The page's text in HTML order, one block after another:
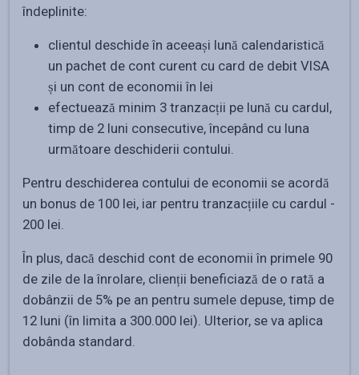
îndeplinite:
clientul deschide în aceeași lună calendaristică
un pachet de cont curent cu card de debit VISA
și un cont de economii în lei
efectuează minim 3 tranzacții pe lună cu cardul,
timp de 2 luni consecutive, începând cu luna
următoare deschiderii contului.
Pentru deschiderea contului de economii se acordă
un bonus de 100 lei, iar pentru tranzacțiile cu cardul -
200 lei.
În plus, dacă deschid cont de economii în primele 90
de zile de la înrolare, clienții beneficiază de o rată a
dobânzii de 5% pe an pentru sumele depuse, timp de
12 luni (în limita a 300.000 lei). Ulterior, se va aplica
dobânda standard.